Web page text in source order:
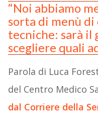
“Noi abbiamo
sorta di menù
tecniche: sarà il
scegliere quali
Parola di Luca
del Centro Medico
dal Corriere della